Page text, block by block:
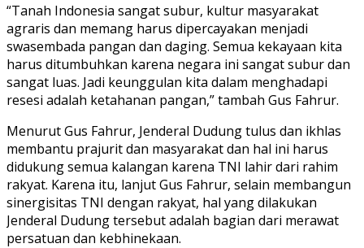
“Tanah Indonesia sangat subur, kultur masyarakat
agraris dan memang harus dipercayakan menjadi
swasembada pangan dan daging. Semua kekayaan kita
harus ditumbuhkan karena negara ini sangat subur dan
sangat luas. Jadi keunggulan kita dalam menghadapi
resesi adalah ketahanan pangan,” tambah Gus Fahrur.
Menurut Gus Fahrur, Jenderal Dudung tulus dan ikhlas
membantu prajurit dan masyarakat dan hal ini harus
didukung semua kalangan karena TNI lahir dari rahim
rakyat. Karena itu, lanjut Gus Fahrur, selain membangun
sinergisitas TNI dengan rakyat, hal yang dilakukan
Jenderal Dudung tersebut adalah bagian dari merawat
persatuan dan kebhinekaan.